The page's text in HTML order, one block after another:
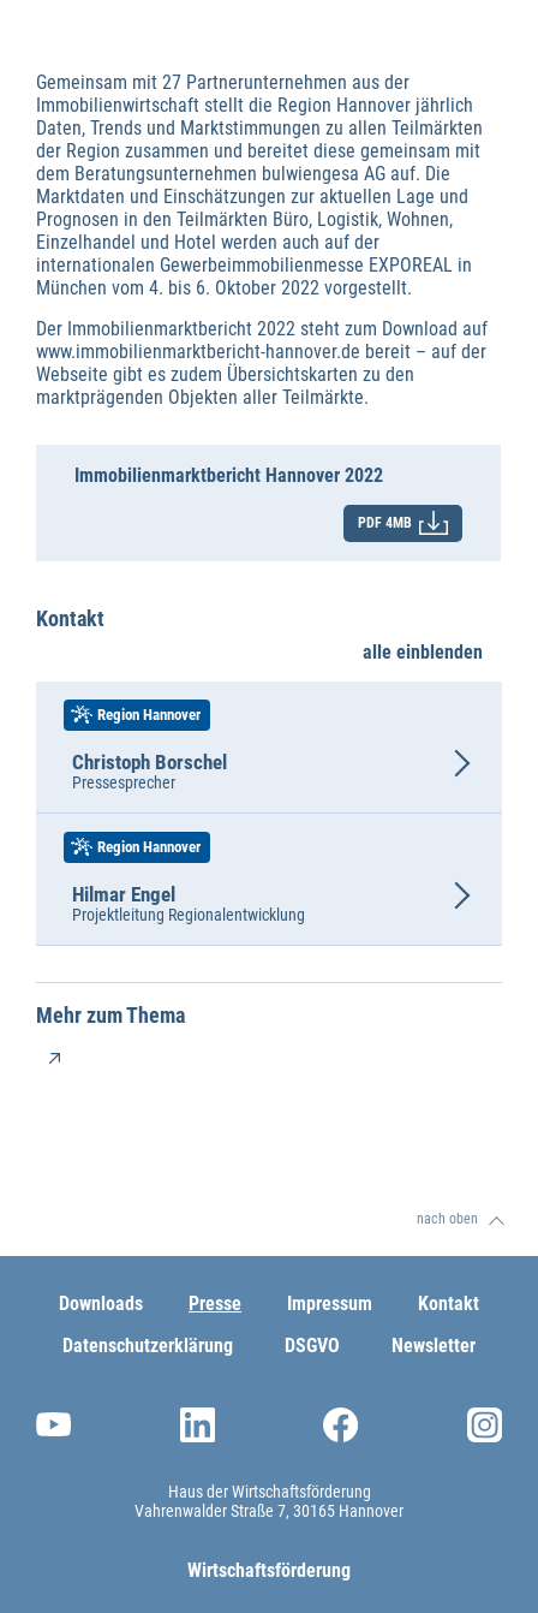
Gemeinsam mit 27 Partnerunternehmen aus der
Immobilienwirtschaft stellt die Region Hannover jährlich
Daten, Trends und Marktstimmungen zu allen Teilmärkten
der Region zusammen und bereitet diese gemeinsam mit
dem Beratungsunternehmen bulwiengesa AG auf. Die
Marktdaten und Einschätzungen zur aktuellen Lage und
Prognosen in den Teilmärkten Büro, Logistik, Wohnen,
Einzelhandel und Hotel werden auch auf der
internationalen Gewerbeimmobilienmesse EXPOREAL in
München vom 4. bis 6. Oktober 2022 vorgestellt.
Der Immobilienmarktbericht 2022 steht zum Download auf
www.immobilienmarktbericht-hannover.de bereit – auf der
Webseite gibt es zudem Übersichtskarten zu den
marktprägenden Objekten aller Teilmärkte.
Immobilienmarktbericht Hannover 2022
PDF 4MB
Kontakt
alle einblenden
Region Hannover
Pressesprecher
Christoph Borschel
Region Hannover
Projektleitung Regionalentwicklung
Hilmar Engel
Mehr zum Thema
nach oben
Downloads Presse Impressum
Kontakt
Datenschutzerklärung
DSGVO Newsletter
Haus der Wirtschaftsförderung
Vahrenwalder Straße 7 30165 Hannover
Wirtschaftsförderung